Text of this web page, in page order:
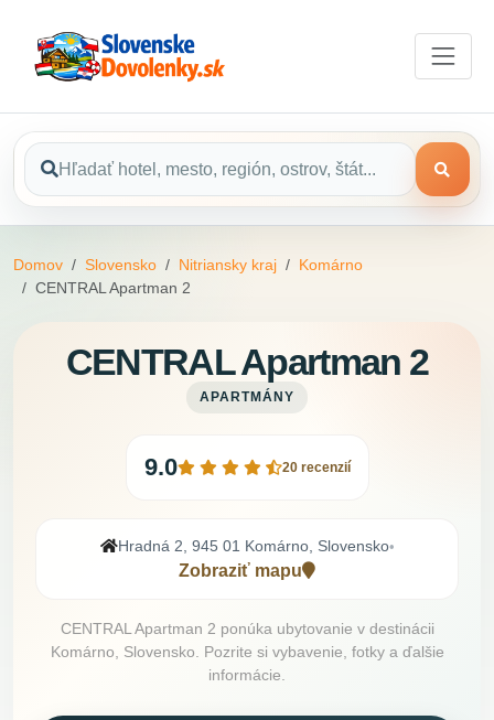
Domov Slovensko Nitriansky kraj
Komárno
CENTRAL Apartman 2
CENTRAL Apartman 2
APARTMÁNY
9.0 20 recenzií
Hradná 2, 945 01 Komárno, Slovensko•
Zobraziť mapu
CENTRAL Apartman 2 ponúka ubytovanie v destinácii
Komárno, Slovensko. Pozrite si vybavenie, fotky a ďalšie
informácie.